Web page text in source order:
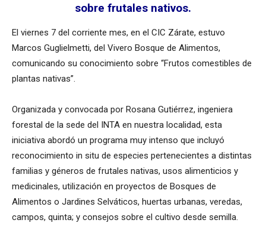
sobre frutales nativos.
El viernes 7 del corriente mes, en el CIC Zárate, estuvo
Marcos Guglielmetti, del Vivero Bosque de Alimentos,
comunicando su conocimiento sobre “Frutos comestibles de
plantas nativas”.
Organizada y convocada por Rosana Gutiérrez, ingeniera
forestal de la sede del INTA en nuestra localidad, esta
iniciativa abordó un programa muy intenso que incluyó
reconocimiento in situ de especies pertenecientes a distintas
familias y géneros de frutales nativas, usos alimenticios y
medicinales, utilización en proyectos de Bosques de
Alimentos o Jardines Selváticos, huertas urbanas, veredas,
campos, quinta; y consejos sobre el cultivo desde semilla.